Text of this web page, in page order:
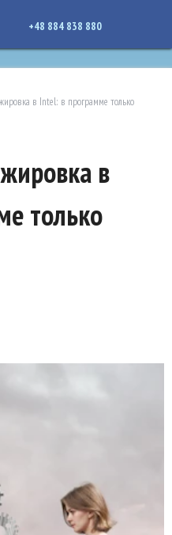
site-verification:
+48 884 838 880
в Intel: в программе только
в
только